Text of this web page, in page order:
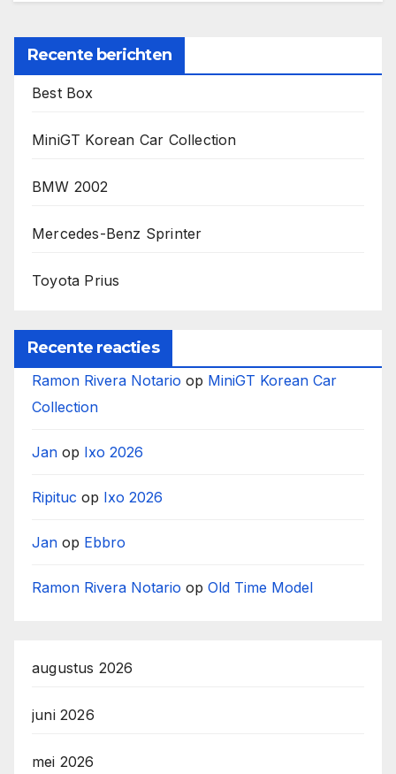
Recente berichten
Best Box
MiniGT Korean Car Collection
BMW 2002
Mercedes-Benz Sprinter
Toyota Prius
Recente reacties
Ramon Rivera Notario op MiniGT Korean Car
Collection
Jan op Ixo 2026
Ripituc op Ixo 2026
Jan op Ebbro
Ramon Rivera Notario op Old Time Model
augustus 2026
juni 2026
mei 2026